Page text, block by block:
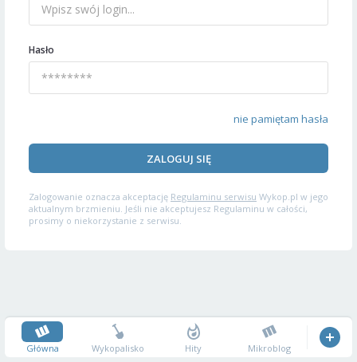
Hasło
nie pamiętam hasła
ZALOGUJ SIĘ
Zalogowanie oznacza akceptację Regulaminu serwisu Wykop.pl w jego
aktualnym brzmieniu. Jeśli nie akceptujesz Regulaminu w całości,
prosimy o niekorzystanie z serwisu.
Główna Wykopalisko Hity Mikroblog